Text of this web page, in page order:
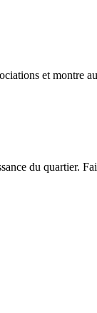
et montre
du quartier.